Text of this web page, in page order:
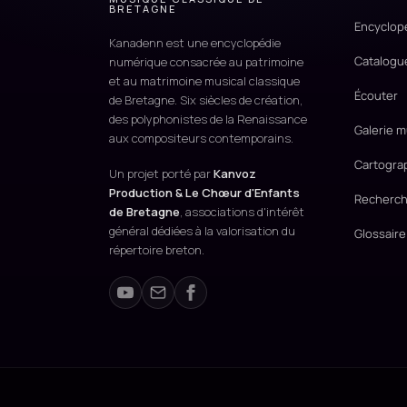
BRETAGNE
Kanadenn est une encyclopédie
numérique consacrée au patrimoine
et au matrimoine musical classique
de Bretagne. Six siècles de création,
des polyphonistes de la Renaissance
aux compositeurs contemporains.
Un projet porté parKanvoz
Production & Le Chœur d'Enfants
de Bretagne, associations d'intérêt
général dédiées à la valorisation du
répertoire breton.
Écouter
Galerie
Glossaire